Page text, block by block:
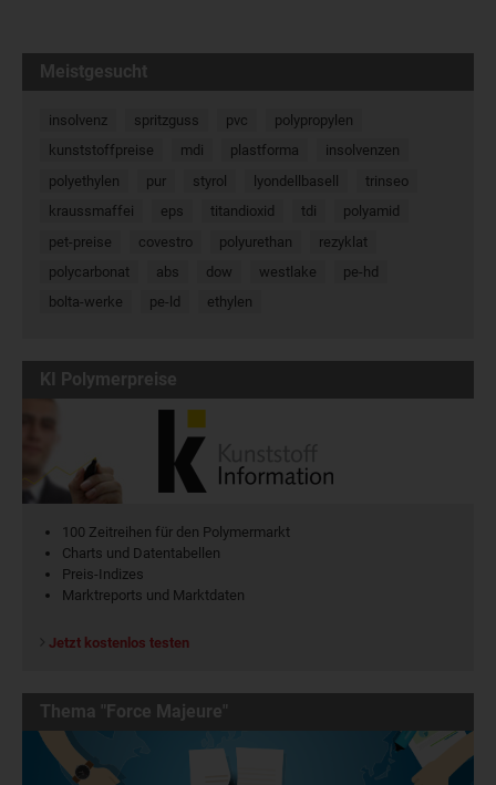
Meistgesucht
insolvenz spritzguss pvc
polypropylen
kunststoffpreise
mdi plastforma
insolvenzen
polyethylen
pur styrol lyondellbasell
trinseo
kraussmaffei
eps titandioxid tdi
polyamid
pet-preise
covestro polyurethan
rezyklat
polycarbonat
abs dow westlake
pe-hd
bolta-werke
pe-ld ethylen
KI Polymerpreise
100 Zeitreihen für den Polymermarkt
Charts und Datentabellen
Preis-Indizes
Marktreports und Marktdaten
Jetzt kostenlos testen
Thema "Force Majeure"